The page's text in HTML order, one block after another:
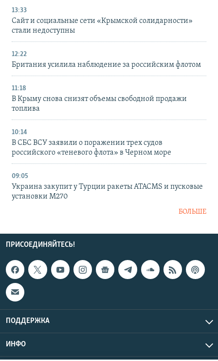
13:33
Сайт и социальные сети «Крымской солидарности»
стали недоступны
12:22
Британия усилила наблюдение за российским флотом
11:18
В Крыму снова снизят объемы свободной продажи
топлива
10:14
В СБС ВСУ заявили о поражении трех судов
российского «теневого флота» в Черном море
09:05
Украина закупит у Турции ракеты ATACMS и пусковые
установки M270
БОЛЬШЕ
ПРИСОЕДИНЯЙТЕСЬ!
ПОДДЕРЖКА
ИНФО